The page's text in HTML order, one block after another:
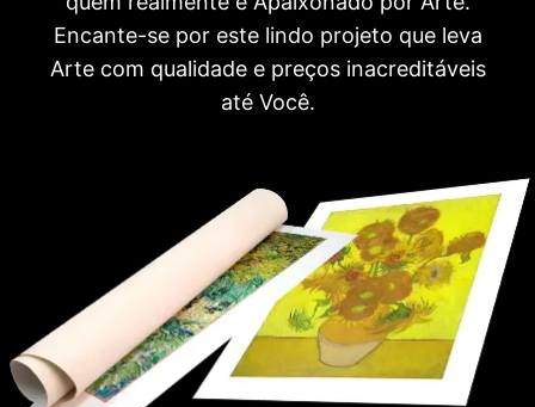
Encante-se por este lindo projeto que leva
Arte com qualidade e preços inacreditáveis
até Você.